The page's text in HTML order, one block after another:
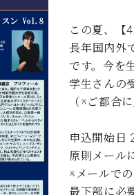
サート
ベヒシュタイン・
納入実績 ホール
納入実績 音楽教室
ご愛用者の声
スタマーサービス(調律)
この夏、【
長年国内外
です。今を
学生さんの
（※ご都合
申込開始日
原則メール
※メールで
最下部に必